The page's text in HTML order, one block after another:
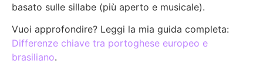
basato sulle sillabe (più aperto e musicale).
Vuoi approfondire? Leggi la mia guida completa:
Differenze chiave tra portoghese europeo e
brasiliano.